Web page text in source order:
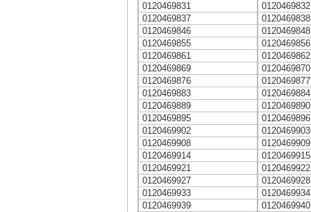
0120469831
0120469832
0120469837
0120469838
0120469846
0120469848
0120469855
0120469856
0120469861
0120469862
0120469869
0120469870
0120469876
0120469877
0120469883
0120469884
0120469889
0120469890
0120469895
0120469896
0120469902
0120469903
0120469908
0120469909
0120469914
0120469915
0120469921
0120469922
0120469927
0120469928
0120469933
0120469934
0120469939
0120469940